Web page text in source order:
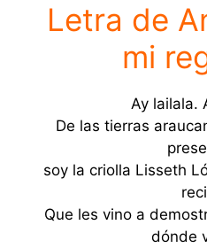
Letra de
mi
Ay lailala.
De las tierras
soy la criolla Lisseth
Que les vino a
dónde